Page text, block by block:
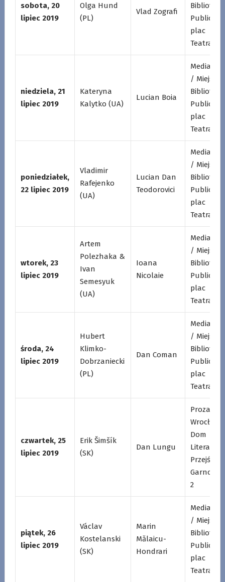
sobota, 20
lipiec 2019
Olga Hund
(PL)
Vlad Zografi
Biblioteka
plac
Teatralny
niedziela, 21
lipiec 2019
Kateryna
Kalytko (UA)
Lucian Boia
/ Miejska
Biblioteka
plac
Teatralny
poniedziałek,
22 lipiec 2019
Vladimir
Rafejenko
(UA)
Lucian Dan
Teodorovici
/ Miejska
Biblioteka
plac
Teatralny
wtorek, 23
lipiec 2019
Artem
Polezhaka &
Ivan
Semesyuk
(UA)
Ioana
Nicolaie
/ Miejska
Biblioteka
plac
Teatralny
środa, 24
lipiec 2019
Hubert
Klimko-
Dobrzaniecki
(PL)
Dan Coman
/ Miejska
Biblioteka
plac
Teatralny
czwartek, 25
lipiec 2019
Erik Šimšík
(SK)
Dan Lungu
Proza /
Dom
Przejście
2
piątek, 26
lipiec 2019
Václav
Kostelanski
(SK)
Marin
Mălaicu-
Hondrari
/ Miejska
Biblioteka
plac
Teatralny